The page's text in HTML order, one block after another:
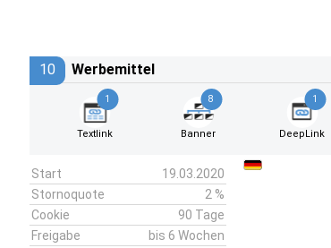
10 Werbemittel
1
Textlink
8
Banner
1
DeepLink
Start
19.03.2020
Stornoquote
2 %
Cookie
90 Tage
Freigabe
bis 6 Wochen